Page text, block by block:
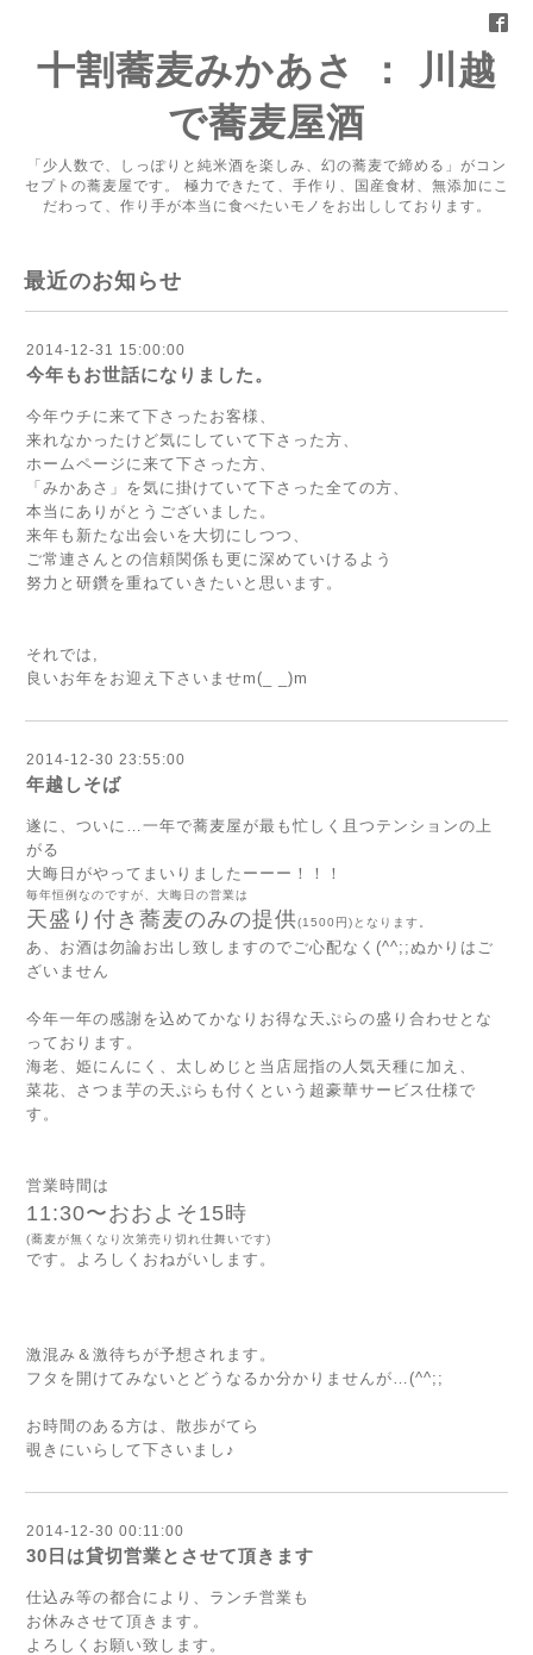
十割蕎麦みかあさ ： 川越
で蕎麦屋酒
「少人数で、しっぽりと純米酒を楽しみ、幻の蕎麦で締める」がコン
セプトの蕎麦屋です。 極力できたて、手作り、国産食材、無添加にこ
だわって、作り手が本当に食べたいモノをお出ししております。
最近のお知らせ
2014-12-31 15:00:00
今年もお世話になりました。
今年ウチに来て下さったお客様、
来れなかったけど気にしていて下さった方、
ホームページに来て下さった方、
「みかあさ」を気に掛けていて下さった全ての方、
本当にありがとうございました。
来年も新たな出会いを大切にしつつ、
ご常連さんとの信頼関係も更に深めていけるよう
努力と研鑽を重ねていきたいと思います。
それでは,
良いお年をお迎え下さいませm(_ _)m
2014-12-30 23:55:00
年越しそば
遂に、ついに…一年で蕎麦屋が最も忙しく且つテンションの上
がる
大晦日がやってまいりましたーーー！！！
毎年恒例なのですが、大晦日の営業は
天盛り付き蕎麦のみの提供(1500円) となります。
あ、お酒は勿論お出し致しますのでご心配なく(^^;;ぬかりはご
ざいません
今年一年の感謝を込めてかなりお得な天ぷらの盛り合わせとな
っております。
海老、姫にんにく、太しめじ と当店屈指の人気天種に加え、
菜花、さつま芋の天ぷらも付くという超豪華サービス仕様で
す。
営業時間は
11:30〜おおよそ15時
(蕎麦が無くなり次第売り切れ仕舞いです)
です。よろしくおねがいします。
激混み＆激待ちが予想されます。
フタを開けてみないとどうなるか分かりませんが…(^^;;
お時間のある方は、散歩がてら
覗きにいらして下さいまし♪
2014-12-30 00:11:00
30日は貸切営業とさせて頂きます
仕込み等の都合により、ランチ営業も
お休みさせて頂きます。
よろしくお願い致します。